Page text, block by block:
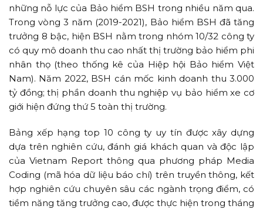
những nỗ lực của Bảo hiểm BSH trong nhiều năm qua.
Trong vòng 3 năm (2019-2021), Bảo hiểm BSH đã tăng
trưởng 8 bậc, hiện BSH nằm trong nhóm 10/32 công ty
có quy mô doanh thu cao nhất thị trường bảo hiểm phi
nhân thọ (theo thống kê của Hiệp hội Bảo hiểm Việt
Nam). Năm 2022, BSH cán mốc kinh doanh thu 3.000
tỷ đồng; thị phần doanh thu nghiệp vụ bảo hiểm xe cơ
giới hiện đứng thứ 5 toàn thị trường.
Bảng xếp hạng top 10 công ty uy tín được xây dựng
dựa trên nghiên cứu, đánh giá khách quan và độc lập
của Vietnam Report thông qua phương pháp Media
Coding (mã hóa dữ liệu báo chí) trên truyền thông, kết
hợp nghiên cứu chuyên sâu các ngành trọng điểm, có
tiềm năng tăng trưởng cao, được thực hiện trong tháng